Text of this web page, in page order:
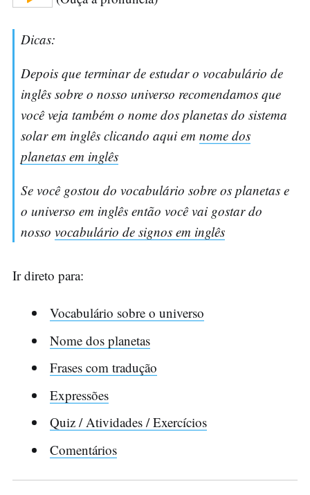
Dicas:
Depois que terminar de estudar o vocabulário de
inglês sobre o nosso universo recomendamos que
você veja também o nome dos planetas do sistema
solar em inglês clicando aqui emnome dos
planetas em inglês
Se você gostou do vocabulário sobre os planetas e
o universo em inglês então você vai gostar do
nossovocabulário de signos em inglês
Ir direto para:
Vocabulário sobre o universo
Nome dos planetas
Frases com tradução
Expressões
Quiz / Atividades / Exercícios
Comentários